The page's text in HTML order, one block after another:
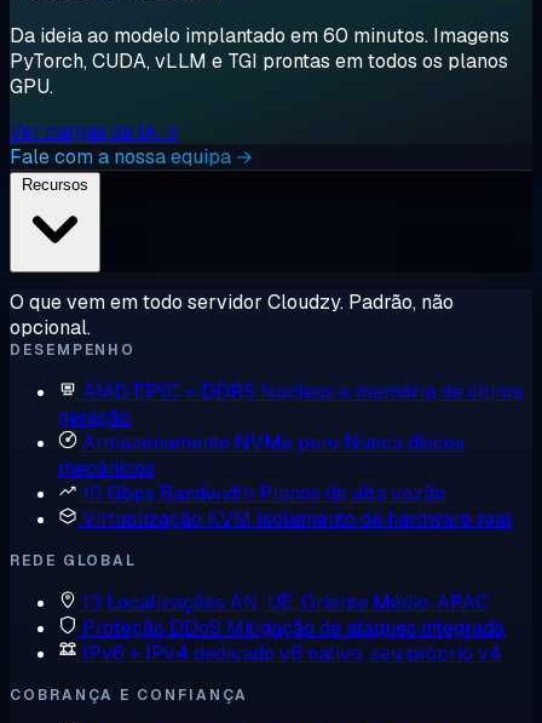
Da ideia ao modelo implantado em 60 minutos. Imagens
PyTorch, CUDA, vLLM e TGI prontas em todos os planos
GPU.
Ver cargas de IA →
Fale com a nossa equipa →
O que vem em todo servidor Cloudzy. Padrão, não
opcional.
DESEMPENHO
AMD EPYC + DDR5 Núcleos e memória de última
geração
Armazenamento NVMe puro Nunca discos
mecânicos
10 Gbps Bandwidth Planos de alta vazão
Virtualização KVM Isolamento de hardware real
REDE GLOBAL
13 Localizações AN, UE, Oriente Médio, APAC
Proteção DDoS Mitigação de ataques integrada
IPv6 + IPv4 dedicado v6 nativo, seu próprio v4
COBRANÇA E CONFIANÇA